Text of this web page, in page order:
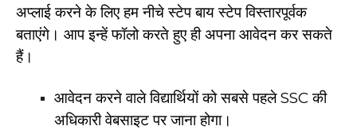
अप्लाई करने के लिए हम नीचे स्टेप बाय स्टेप विस्तारपूर्वक
बताएंगे। आप इन्हें फॉलो करते हुए ही अपना आवेदन कर सकते
हैं।
आवेदन करने वाले विद्यार्थियों को सबसे पहले SSC की
अधिकारी वेबसाइट पर जाना होगा।